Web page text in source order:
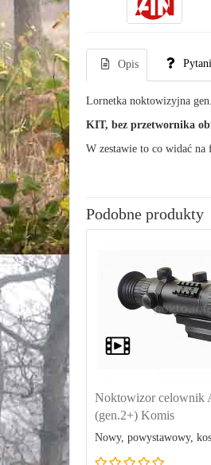
Opis
Lornetka noktowizyjna
KIT, bez przetwornika
W zestawie to co widać na
Podobne produkty
Noktowizor celownik
(gen.2+) Komis
Nowy, powystawowy,